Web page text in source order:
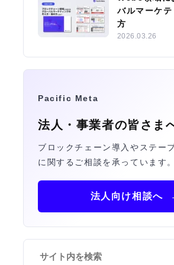
バルマーケテ
方
2026.03.26
Pacific Meta
法人・事業者の皆さま
ブロックチェーン導入やステー
に関するご相談を承っています。
法人向け相談へ